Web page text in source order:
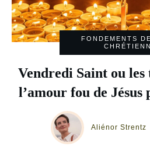
FONDEMENTS
Vendredi Saint ou les
l’amour fou de Jésus
Aliénor Strentz